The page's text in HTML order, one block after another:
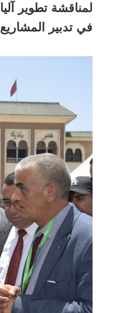
لمناقشة تطوير
في تدبير المشاريع